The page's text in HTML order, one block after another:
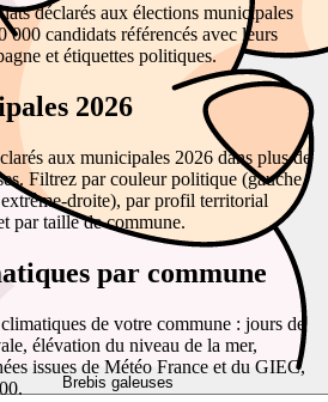
Brebis galeuses
déclarés aux élections municipales
000 candidats référencés avec leurs
et étiquettes politiques.
2026
aux municipales 2026 dans plus de
Filtrez par couleur politique (gauche,
droite), par profil territorial
par taille de commune.
par commune
de votre commune : jours de
élévation du niveau de la mer,
issues de Météo France et du GIEC,